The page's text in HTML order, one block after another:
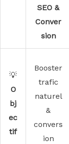
SEO &
Conver
sion
💡
O
bj
ec
tif
Booster
trafic
naturel
&
convers
ion